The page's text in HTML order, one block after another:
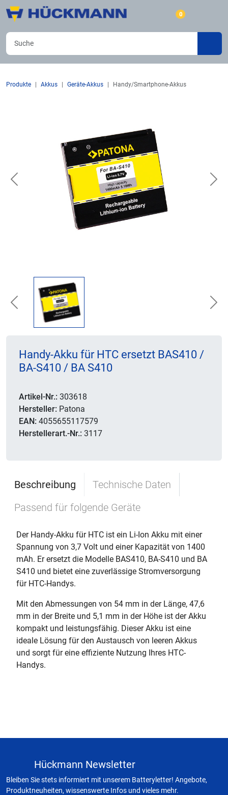
0
Produkte Akkus Geräte-Akkus Handy/Smartphone-Akkus
Previous
Previous
Handy-Akku für HTC ersetzt BAS410 /
BA-S410 / BA S410
Artikel-Nr.: 303618
Hersteller: Patona
EAN: 4055655117579
Herstellerart.-Nr.: 3117
Beschreibung
Technische Daten
Passend für folgende Geräte
Der Handy-Akku für HTC ist ein Li-Ion Akku mit einer
Spannung von 3,7 Volt und einer Kapazität von 1400
mAh. Er ersetzt die Modelle BAS410, BA-S410 und BA
S410 und bietet eine zuverlässige Stromversorgung
für HTC-Handys.
Mit den Abmessungen von 54 mm in der Länge, 47,6
mm in der Breite und 5,1 mm in der Höhe ist der Akku
kompakt und leistungsfähig. Dieser Akku ist eine
ideale Lösung für den Austausch von leeren Akkus
und sorgt für eine effiziente Nutzung Ihres HTC-
Handys.
Hückmann Newsletter
Bleiben Sie stets informiert mit unserem Batteryletter! Angebote,
Produktneuheiten, wissenswerte Infos und vieles mehr.